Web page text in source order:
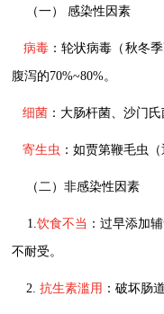
（一） 感染性因素
病毒：轮状病毒（秋冬
腹泻的70%~80%。
细菌 ：大肠杆菌、沙门
寄生虫 ：如贾第鞭毛虫
（二）非感染性因素
1. 饮食不当 ：过早添加
不耐受。
2.抗生素滥用 ：破坏肠